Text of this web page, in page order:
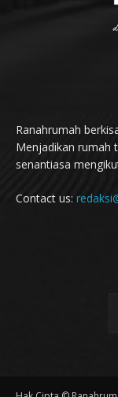
Ranahrumah
Menjadikan rumah
senantiasa
Contact us: